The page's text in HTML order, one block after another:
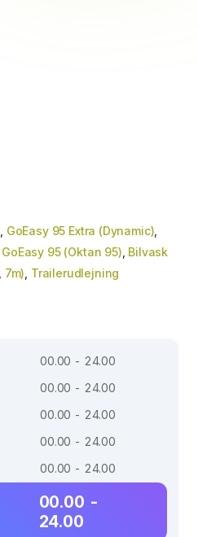
GoEasy 95 Extra (Dynamic)
GoEasy 95 (Oktan 95) Bilvask
7m) Trailerudlejning
00.00 - 24.00
00.00 - 24.00
00.00 - 24.00
00.00 - 24.00
00.00 - 24.00
00.00 -
24.00